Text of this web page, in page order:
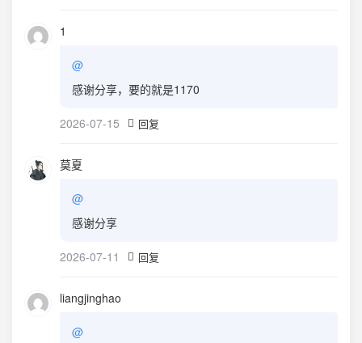
1
@
感谢分享，要的就是1170
2026-07-15 回复
莫夏
@
感谢分享
2026-07-11 回复
liangjinghao
@